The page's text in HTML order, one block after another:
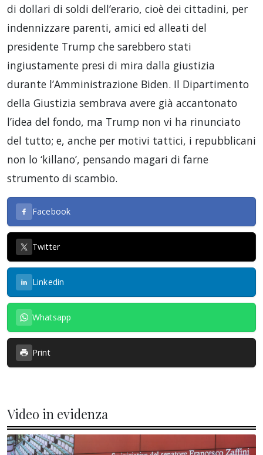
di dollari di soldi dell’erario, cioè dei cittadini, per
indennizzare parenti, amici ed alleati del
presidente Trump che sarebbero stati
ingiustamente presi di mira dalla giustizia
durante l’Amministrazione Biden. Il Dipartimento
della Giustizia sembrava avere già accantonato
l’idea del fondo, ma Trump non vi ha rinunciato
del tutto; e, anche per motivi tattici, i repubblicani
non lo ‘killano’, pensando magari di farne
strumento di scambio.
Facebook
Twitter
Linkedin
Whatsapp
Print
Video in evidenza